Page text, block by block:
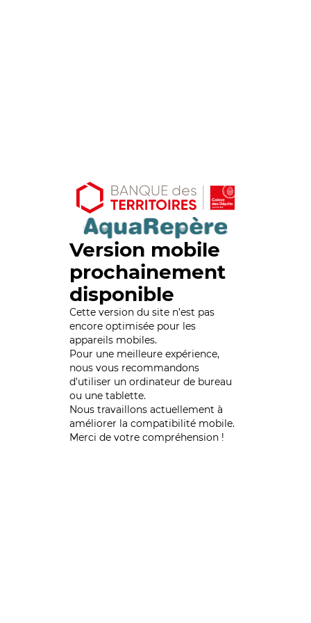
Version mobile
prochainement
disponible
Cette version du site n’est pas
encore optimisée pour les
appareils mobiles.
Pour une meilleure expérience,
nous vous recommandons
d'utiliser un ordinateur de bureau
ou une tablette.
Nous travaillons actuellement à
améliorer la compatibilité mobile.
Merci de votre compréhension !